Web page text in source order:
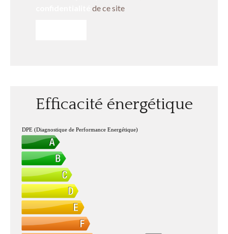
de ce site
Efficacité énergétique
DPE (Diagnostique de Performance Energétique)